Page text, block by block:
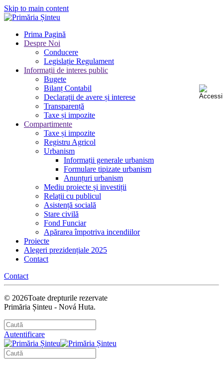
Skip to main content
Prima Pagină
Despre Noi
Conducere
Legislație Regulament
Informații de interes public
Bugete
Bilanț Contabil
Declarații de avere și interese
Transparență
Taxe și impozite
Compartimente
Taxe și impozite
Registru Agricol
Urbanism
Informații generale urbanism
Formulare tipizate urbanism
Anunțuri urbanism
Mediu proiecte și investiții
Relații cu publicul
Asistență socială
Stare civilă
Fond Funciar
Apărarea împotriva incendiilor
Proiecte
Alegeri prezidențiale 2025
Contact
Contact
© 2026Toate drepturile rezervate
Primăria Șinteu - Nová Huta.
Autentificare